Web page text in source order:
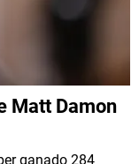
Matt Damon
ganado 284